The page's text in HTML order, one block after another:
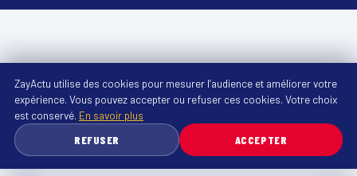
ZayActu utilise des cookies pour mesurer l’audience et améliorer votre
expérience. Vous pouvez accepter ou refuser ces cookies. Votre choix
est conservé. En savoir plus
REFUSER
ACCEPTER